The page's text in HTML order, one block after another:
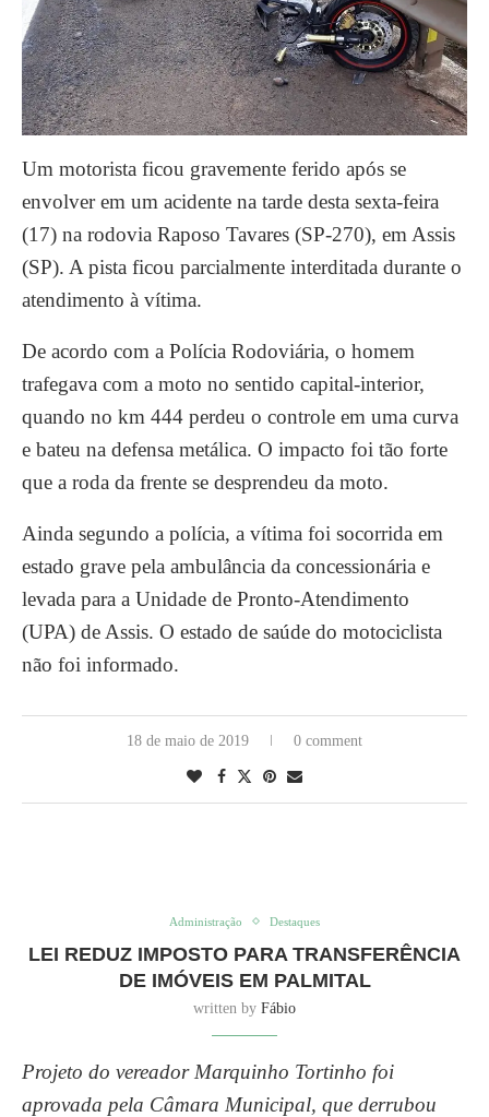
Um motorista ficou gravemente ferido após se
envolver em um acidente na tarde desta sexta-feira
(17) na rodovia Raposo Tavares (SP-270), em Assis
(SP). A pista ficou parcialmente interditada durante o
atendimento à vítima.
De acordo com a Polícia Rodoviária, o homem
trafegava com a moto no sentido capital-interior,
quando no km 444 perdeu o controle em uma curva
e bateu na defensa metálica. O impacto foi tão forte
que a roda da frente se desprendeu da moto.
Ainda segundo a polícia, a vítima foi socorrida em
estado grave pela ambulância da concessionária e
levada para a Unidade de Pronto-Atendimento
(UPA) de Assis. O estado de saúde do motociclista
não foi informado.
18 de maio de 2019 0 comment
Administração Destaques
LEI REDUZ IMPOSTO PARA TRANSFERÊNCIA
DE IMÓVEIS EM PALMITAL
written by Fábio
Projeto do vereador Marquinho Tortinho foi
aprovada pela Câmara Municipal, que derrubou